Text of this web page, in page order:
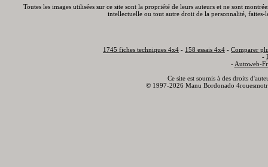
Toutes les images utilisées sur ce site sont la propriété de leurs auteurs et ne sont
intellectuelle ou tout autre droit de la personnalité,
1745 fiches techniques 4x4 - 158 essais 4x4 - Comparer
-
- Autoweb-
Ce site est soumis à des droits
© 1997-2026 Manu Bordonado